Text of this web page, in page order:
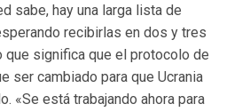
sabe, hay una larga lista de
recibirlas en dos y tres
que significa que el protocolo de
ser cambiado para que Ucrania
«Se está trabajando ahora para